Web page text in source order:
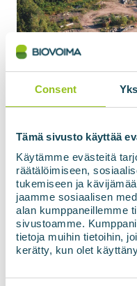
Consent
Tämä sivusto käyttää
Käytämme evästeitä
räätälöimiseen,
tukemiseen ja
jaamme sosiaalisen
alan kumppaneillemme
sivustoamme.
tietoja muihin tietoihin,
kerätty, kun olet
Stay up
the
energy